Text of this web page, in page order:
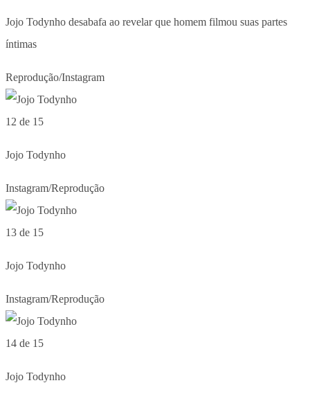
Jojo Todynho desabafa ao revelar que homem filmou suas partes
íntimas
Reprodução/Instagram
12 de 15
Jojo Todynho
Instagram/Reprodução
13 de 15
Jojo Todynho
Instagram/Reprodução
14 de 15
Jojo Todynho